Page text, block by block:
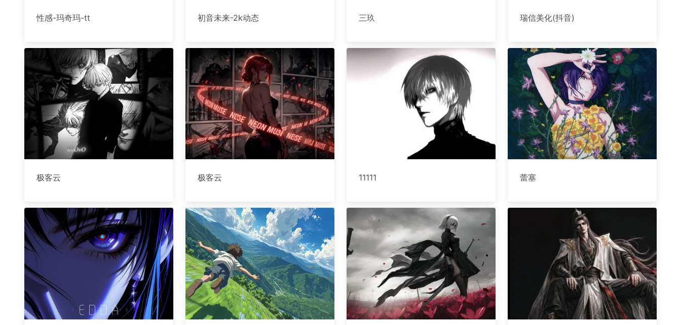
性感-玛奇玛-tt 初音未来-2k动态 三玖 瑞信美化(抖音)
极客云 极客云 11111 蕾塞